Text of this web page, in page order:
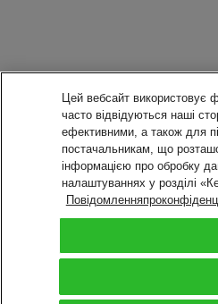
Цей вебсайт використовує
часто відвідуються наші
ефективними, а також для
постачальникам, що
інформацією про обробку
налаштуваннях у розділі